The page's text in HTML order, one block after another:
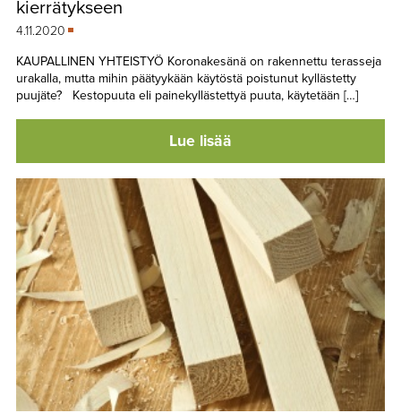
kierrätykseen
4.11.2020
KAUPALLINEN YHTEISTYÖ Koronakesänä on rakennettu terasseja
urakalla, mutta mihin päätyykään käytöstä poistunut kyllästetty
puujäte? Kestopuuta eli painekyllästettyä puuta, käytetään […]
Lue lisää